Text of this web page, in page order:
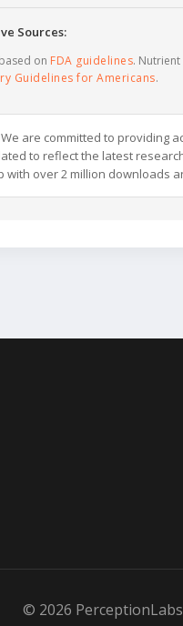
Sources:
on FDA guidelines.
Guidelines for Americans.
We are committed to providing
to reflect the latest
with over 2 million downloads
© 2026